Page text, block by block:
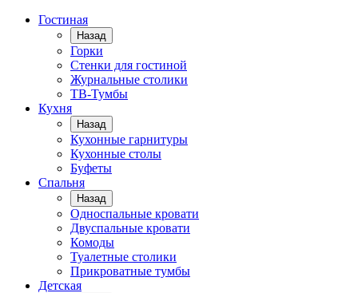
Гостиная
Назад
Горки
Стенки для гостиной
Журнальные столики
TВ-Тумбы
Кухня
Назад
Кухонные гарнитуры
Кухонные столы
Буфеты
Спальня
Назад
Односпальные кровати
Двуспальные кровати
Комоды
Туалетные столики
Прикроватные тумбы
Детская